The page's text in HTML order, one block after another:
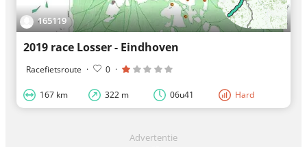
165119
2019 race Losser - Eindhoven
Racefietsroute · 0 ·
167 km 322 m 06u41 Hard
Advertentie